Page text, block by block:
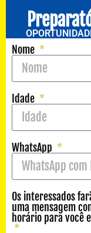
Nome
Idade
WhatsApp
Os interessados
uma mensagem
horário para você